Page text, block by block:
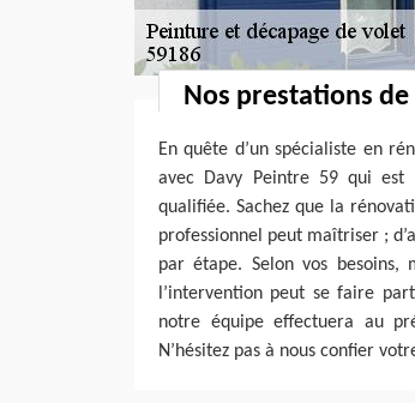
Nos prestations
En quête d’un spécialiste en
avec Davy Peintre 59 qui est
qualifiée. Sachez que la
professionnel peut maîtriser ;
par étape. Selon vos besoins,
l’intervention peut se faire
notre équipe effectuera au
N’hésitez pas à nous confier